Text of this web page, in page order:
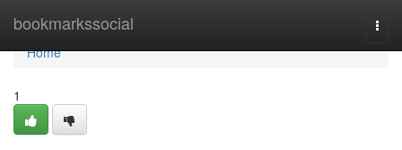
bookmarkssocial
Home
Home
1